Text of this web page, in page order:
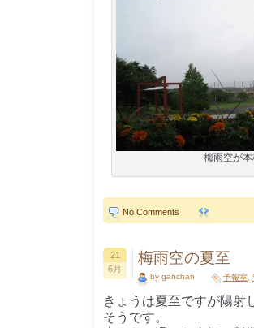
梅雨空が
No Comments
21
6月
梅雨空の夏至
by ganchan 予報室
きょうは夏至ですが陽射
そうです。